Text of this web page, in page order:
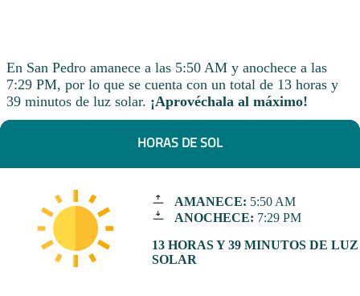
En San Pedro amanece a las 5:50 AM y anochece a las
7:29 PM, por lo que se cuenta con un total de 13 horas y
39 minutos de luz solar. ¡Aprovéchala al máximo!
HORAS DE SOL
AMANECE: 5:50 AM
ANOCHECE: 7:29 PM
13 HORAS Y 39 MINUTOS DE LUZ
SOLAR